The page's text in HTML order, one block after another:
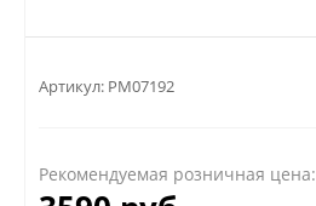
Артикул: PM07192
Рекомендуемая розничная цена: